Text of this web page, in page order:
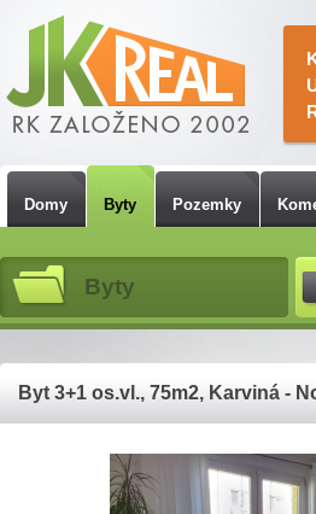
Domy Byty Pozemky
Byty
Byt 3+1 os.vl., 75m2, Karviná -